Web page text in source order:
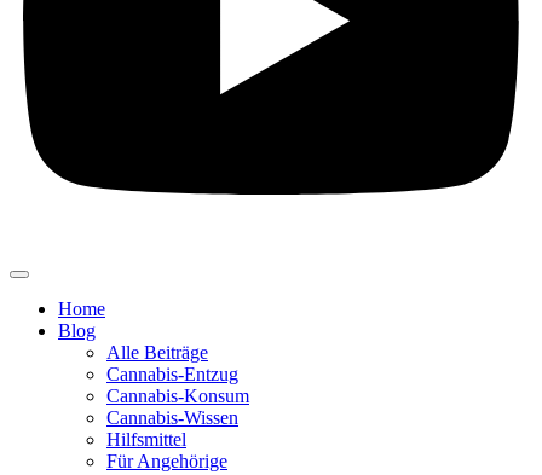
Home
Blog
Alle Beiträge
Cannabis-Entzug
Cannabis-Konsum
Cannabis-Wissen
Hilfsmittel
Für Angehörige